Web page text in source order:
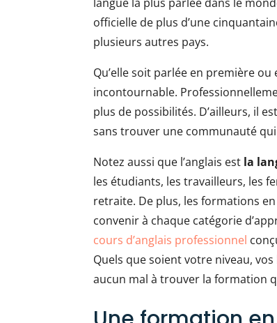
officielle de plus d’une
plusieurs autres pays.
Qu’elle soit parlée en première
incontournable.
plus de possibilités. D’ailleurs, il
sans trouver une communauté qui
Notez aussi que l’anglais est la
les étudiants, les travailleurs, les
retraite. De plus, les formations
convenir à chaque catégorie
cours d’anglais professionnel
Quels que soient votre niveau,
aucun mal à trouver la formation